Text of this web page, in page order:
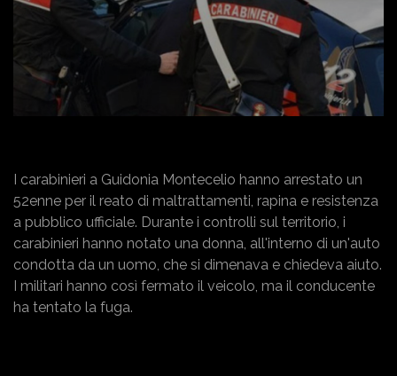
I carabinieri a Guidonia Montecelio hanno arrestato un
52enne per il reato di maltrattamenti, rapina e resistenza
a pubblico ufficiale. Durante i controlli sul territorio, i
carabinieri hanno notato una donna, all'interno di un'auto
condotta da un uomo, che si dimenava e chiedeva aiuto.
I militari hanno così fermato il veicolo, ma il conducente
ha tentato la fuga.